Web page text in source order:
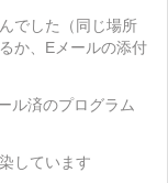
でした（同じ場所
か、Eメールの添付
ル済のプログラム
しています